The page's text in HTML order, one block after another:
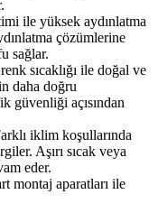
ile yüksek aydınlatma
çözümlerine
sağlar.
sıcaklığı ile doğal ve
daha doğru
güvenliği açısından
iklim koşullarında
Aşırı sıcak veya
eder.
montaj aparatları ile